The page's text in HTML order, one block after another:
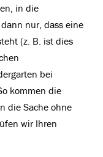
in die
nur, dass eine
(z. B. ist dies
bei
kommen die
die Sache ohne
wir Ihren